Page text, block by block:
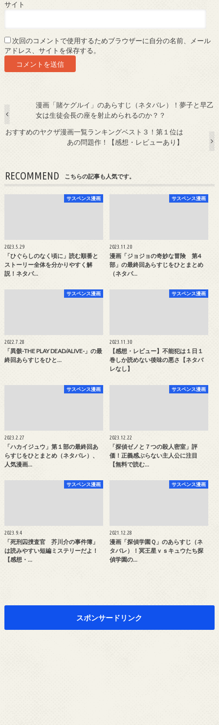
サイト
次回のコメントで使用するためブラウザーに自分の名前、メール
アドレス、サイトを保存する。
漫画「賭ケグルイ」のあらすじ（ネタバレ）！夢子と早乙
女は生徒会長の座を射止められるのか？？
おすすめのヤクザ漫画一覧ランキングベスト３！第１位は
あの問題作！【感想・レビューあり】
RECOMMEND こちらの記事も人気です。
サスペンス漫画
2023.5.29
「ひぐらしのなく頃に」読む順番と
ストーリー全体を分かりやすく解
説！ネタバ…
サスペンス漫画
2023.11.20
漫画「ジョジョの奇妙な冒険 第4
部」の最終回あらすじをひとまとめ
（ネタバ…
サスペンス漫画
2022.7.28
「異骸-THE PLAY DEAD/ALIVE-」の最
終回あらすじをひと…
サスペンス漫画
2023.11.30
【感想・レビュー】不能犯は１日１
巻しか読めない後味の悪さ【ネタバ
レなし】
サスペンス漫画
2023.2.27
「ハカイジュウ」第１部の最終回あ
らすじをひとまとめ（ネタバレ）、
人気漫画…
サスペンス漫画
2023.12.22
「探偵ゼノと７つの殺人密室」評
価！正義感ぶらない主人公に注目
【無料で読む…
サスペンス漫画
2023.9.4
「死刑囚捜査官 芥川介の事件簿」
は読みやすい短編ミステリーだよ！
【感想・…
サスペンス漫画
2021.12.28
漫画「探偵学園Ｑ」のあらすじ（ネ
タバレ）！冥王星ｖｓキュウたち探
偵学園の…
スポンサードリンク